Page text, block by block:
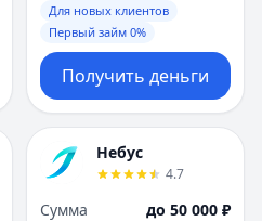
Для новых клиентов
Первый займ 0%
Получить деньги
Небус
4.7
Сумма
до 50 000 ₽